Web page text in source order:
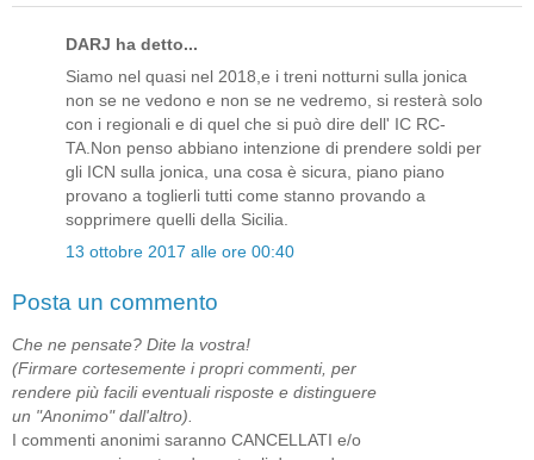
DARJ ha detto...
Siamo nel quasi nel 2018,e i treni notturni sulla jonica
non se ne vedono e non se ne vedremo, si resterà solo
con i regionali e di quel che si può dire dell' IC RC-
TA.Non penso abbiano intenzione di prendere soldi per
gli ICN sulla jonica, una cosa è sicura, piano piano
provano a toglierli tutti come stanno provando a
sopprimere quelli della Sicilia.
13 ottobre 2017 alle ore 00:40
Posta un commento
Che ne pensate? Dite la vostra!
(Firmare cortesemente i propri commenti, per
rendere più facili eventuali risposte e distinguere
un "Anonimo" dall'altro).
I commenti anonimi saranno CANCELLATI e/o